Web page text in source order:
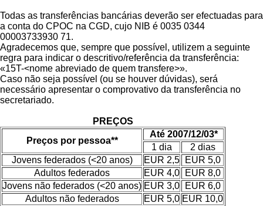
Todas as transferências bancárias deverão ser efectuadas para
a conta do CPOC na CGD, cujo NIB é 0035 0344
00003733930 71.
Agradecemos que, sempre que possível, utilizem a seguinte
regra para indicar o descritivo/referência da transferência:
«15T-<nome abreviado de quem transfere>».
Caso não seja possível (ou se houver dúvidas), será
necessário apresentar o comprovativo da transferência no
secretariado.
PREÇOS
Preços por pessoa**
Até 2007/12/03*
1 dia
2 dias
Jovens federados (<20 anos)
EUR 2,5
EUR 5,0
Adultos federados
EUR 4,0
EUR 8,0
Jovens não federados (<20 anos) EUR 3,0
EUR 6,0
Adultos não federados
EUR 5,0 EUR 10,0